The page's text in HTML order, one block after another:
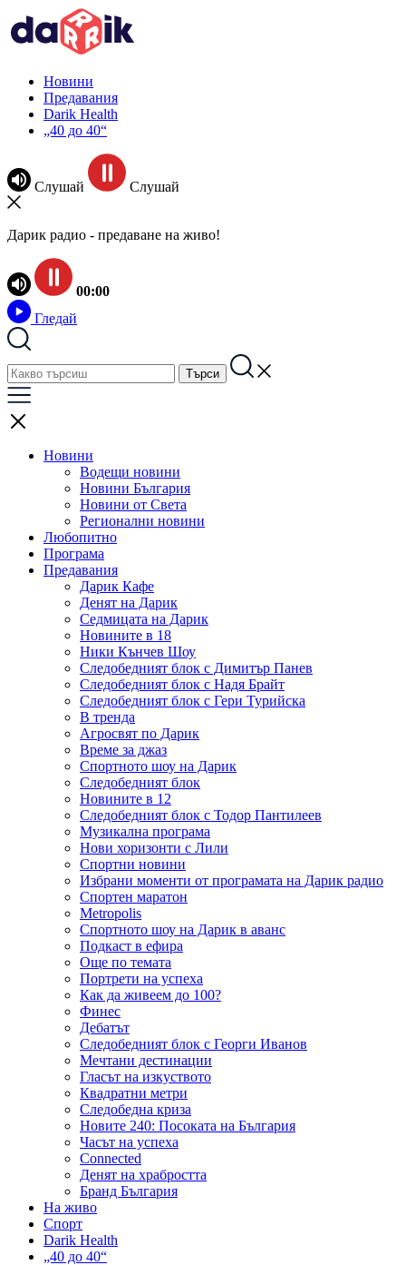
Новини
Предавания
Darik Health
„40 до 40“
Слушай Слушай
Дарик радио - предаване на живо!
00:00
Гледай
Новини
Водещи новини
Новини България
Новини от Света
Регионални новини
Любопитно
Програма
Предавания
Дарик Кафе
Денят на Дарик
Седмицата на Дарик
Новините в 18
Ники Кънчев Шоу
Следобедният блок с Димитър Панев
Следобедният блок с Надя Брайт
Следобедният блок с Гери Турийска
В тренда
Агросвят по Дарик
Време за джаз
Спортното шоу на Дарик
Следобедният блок
Новините в 12
Следобедният блок с Тодор Пантилеев
Музикална програма
Нови хоризонти с Лили
Спортни новини
Избрани моменти от програмата на Дарик радио
Спортен маратон
Metropolis
Спортното шоу на Дарик в аванс
Подкаст в ефира
Още по темата
Портрети на успеха
Как да живеем до 100?
Финес
Дебатът
Следобедният блок с Георги Иванов
Мечтани дестинации
Гласът на изкуството
Квадратни метри
Следобедна криза
Новите 240: Посоката на България
Часът на успеха
Connected
Денят на храбростта
Бранд България
На живо
Спорт
Darik Health
„40 до 40“